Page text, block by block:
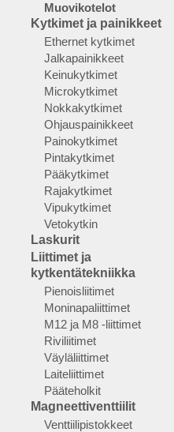
Muovikotelot
Kytkimet ja painikkeet
Ethernet kytkimet
Jalkapainikkeet
Keinukytkimet
Microkytkimet
Nokkakytkimet
Ohjauspainikkeet
Painokytkimet
Pintakytkimet
Pääkytkimet
Rajakytkimet
Vipukytkimet
Vetokytkin
Laskurit
Liittimet ja
kytkentätekniikka
Pienoisliitimet
Moninapaliittimet
M12 ja M8 -liittimet
Riviliitimet
Väyläliittimet
Laiteliittimet
Pääteholkit
Magneettiventtiilit
Venttiilipistokkeet